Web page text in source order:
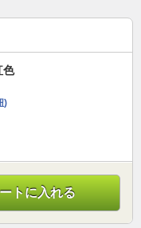
)
トに入れる